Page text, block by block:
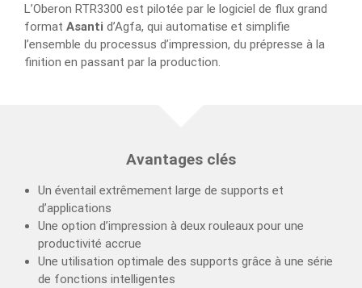
L’Oberon RTR3300 est pilotée par le logiciel de flux grand
format Asanti d’Agfa, qui automatise et simplifie
l’ensemble du processus d’impression, du prépresse à la
finition en passant par la production.
Avantages clés
Un éventail extrêmement large de supports et
d’applications
Une option d’impression à deux rouleaux pour une
productivité accrue
Une utilisation optimale des supports grâce à une série
de fonctions intelligentes